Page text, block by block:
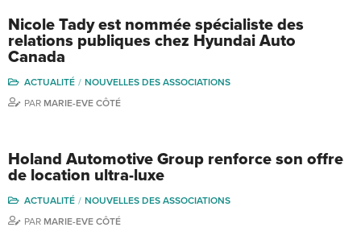
Nicole Tady est nommée spécialiste des
relations publiques chez Hyundai Auto
Canada
ACTUALITÉ
NOUVELLES DES ASSOCIATIONS
PAR MARIE-EVE CÔTÉ
Holand Automotive Group renforce son offre
de location ultra-luxe
ACTUALITÉ
NOUVELLES DES ASSOCIATIONS
PAR MARIE-EVE CÔTÉ